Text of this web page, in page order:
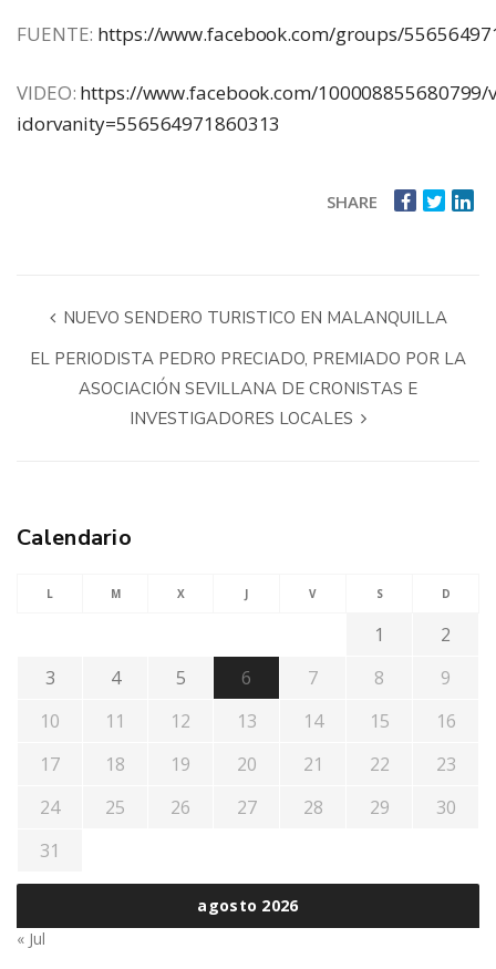
FUENTE: https://www.facebook.com/groups/
VIDEO: https://www.facebook.com/100008855680799/
idorvanity=556564971860313
SHARE
NUEVO SENDERO TURISTICO EN MALANQUILLA
EL PERIODISTA PEDRO PRECIADO, PREMIADO POR LA
ASOCIACIÓN SEVILLANA DE CRONISTAS E
INVESTIGADORES LOCALES
Calendario
agosto 2026
L M X J V S D
1
2
3
4 5 6 7 8
9
10
11 12 13 14 15
16
17
18 19 20 21 22
23
24
25 26 27 28 29
30
31
« Jul